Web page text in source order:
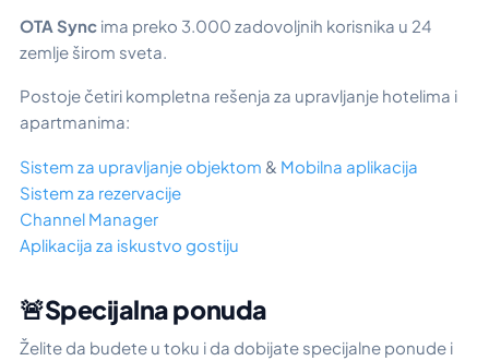
OTA Sync ima preko 3.000 zadovoljnih korisnika u 24
zemlje širom sveta.
Postoje četiri kompletna rešenja za upravljanje hotelima i
apartmanima:
Sistem za upravljanje objektom & Mobilna aplikacija
Sistem za rezervacije
Channel Manager
Aplikacija za iskustvo gostiju
🚨Specijalna ponuda
Želite da budete u toku i da dobijate specijalne ponude i